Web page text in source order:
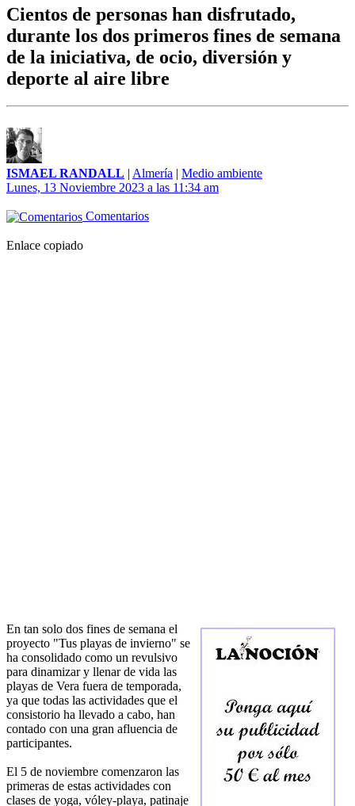
Cientos de personas han disfrutado,
durante los dos primeros fines de semana
de la iniciativa, de ocio, diversión y
deporte al aire libre
ISMAEL RANDALL | Almería | Medio ambiente
Lunes, 13 Noviembre 2023 a las 11:34 am
Comentarios
Enlace copiado
En tan solo dos fines de semana el
proyecto "Tus playas de invierno" se
ha consolidado como un revulsivo
para dinamizar y llenar de vida las
playas de Vera fuera de temporada,
ya que todas las actividades que el
consistorio ha llevado a cabo, han
contado con una gran afluencia de
participantes.
El 5 de noviembre comenzaron las
primeras de estas actividades con
clases de yoga, vóley-playa, patinaje